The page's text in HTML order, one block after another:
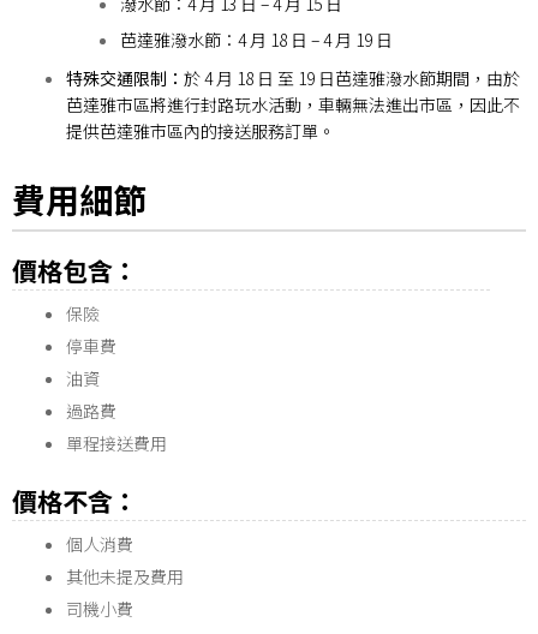
芭達雅潑水節：4 月 18 日 – 4 月 19 日
特殊交通限制： 於 4 月 18 日 至 19 日芭達雅潑水節期間，由於
芭達雅市區將進行封路玩水活動，車輛無法進出市區，因此不
提供芭達雅市區內的接送服務訂單。
費用細節
價格包含：
保險
停車費
油資
過路費
單程接送費用
價格不含：
個人消費
其他未提及費用
司機小費